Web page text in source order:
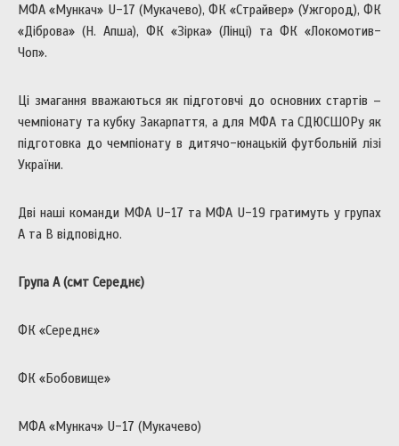
МФА «Мункач» U-17 (Мукачево), ФК «Страйвер» (Ужгород), ФК
«Діброва» (Н. Апша), ФК «Зірка» (Лінці) та ФК «Локомотив-
Чоп».
Ці змагання вважаються як підготовчі до основних стартів –
чемпіонату та кубку Закарпаття, а для МФА та СДЮСШОРу як
підготовка до чемпіонату в дитячо-юнацькій футбольній лізі
України.
Дві наші команди МФА U-17 та МФА U-19 гратимуть у групах
А та В відповідно.
Група А (смт Середнє)
ФК «Середнє»
ФК «Бобовище»
МФА «Мункач» U-17 (Мукачево)